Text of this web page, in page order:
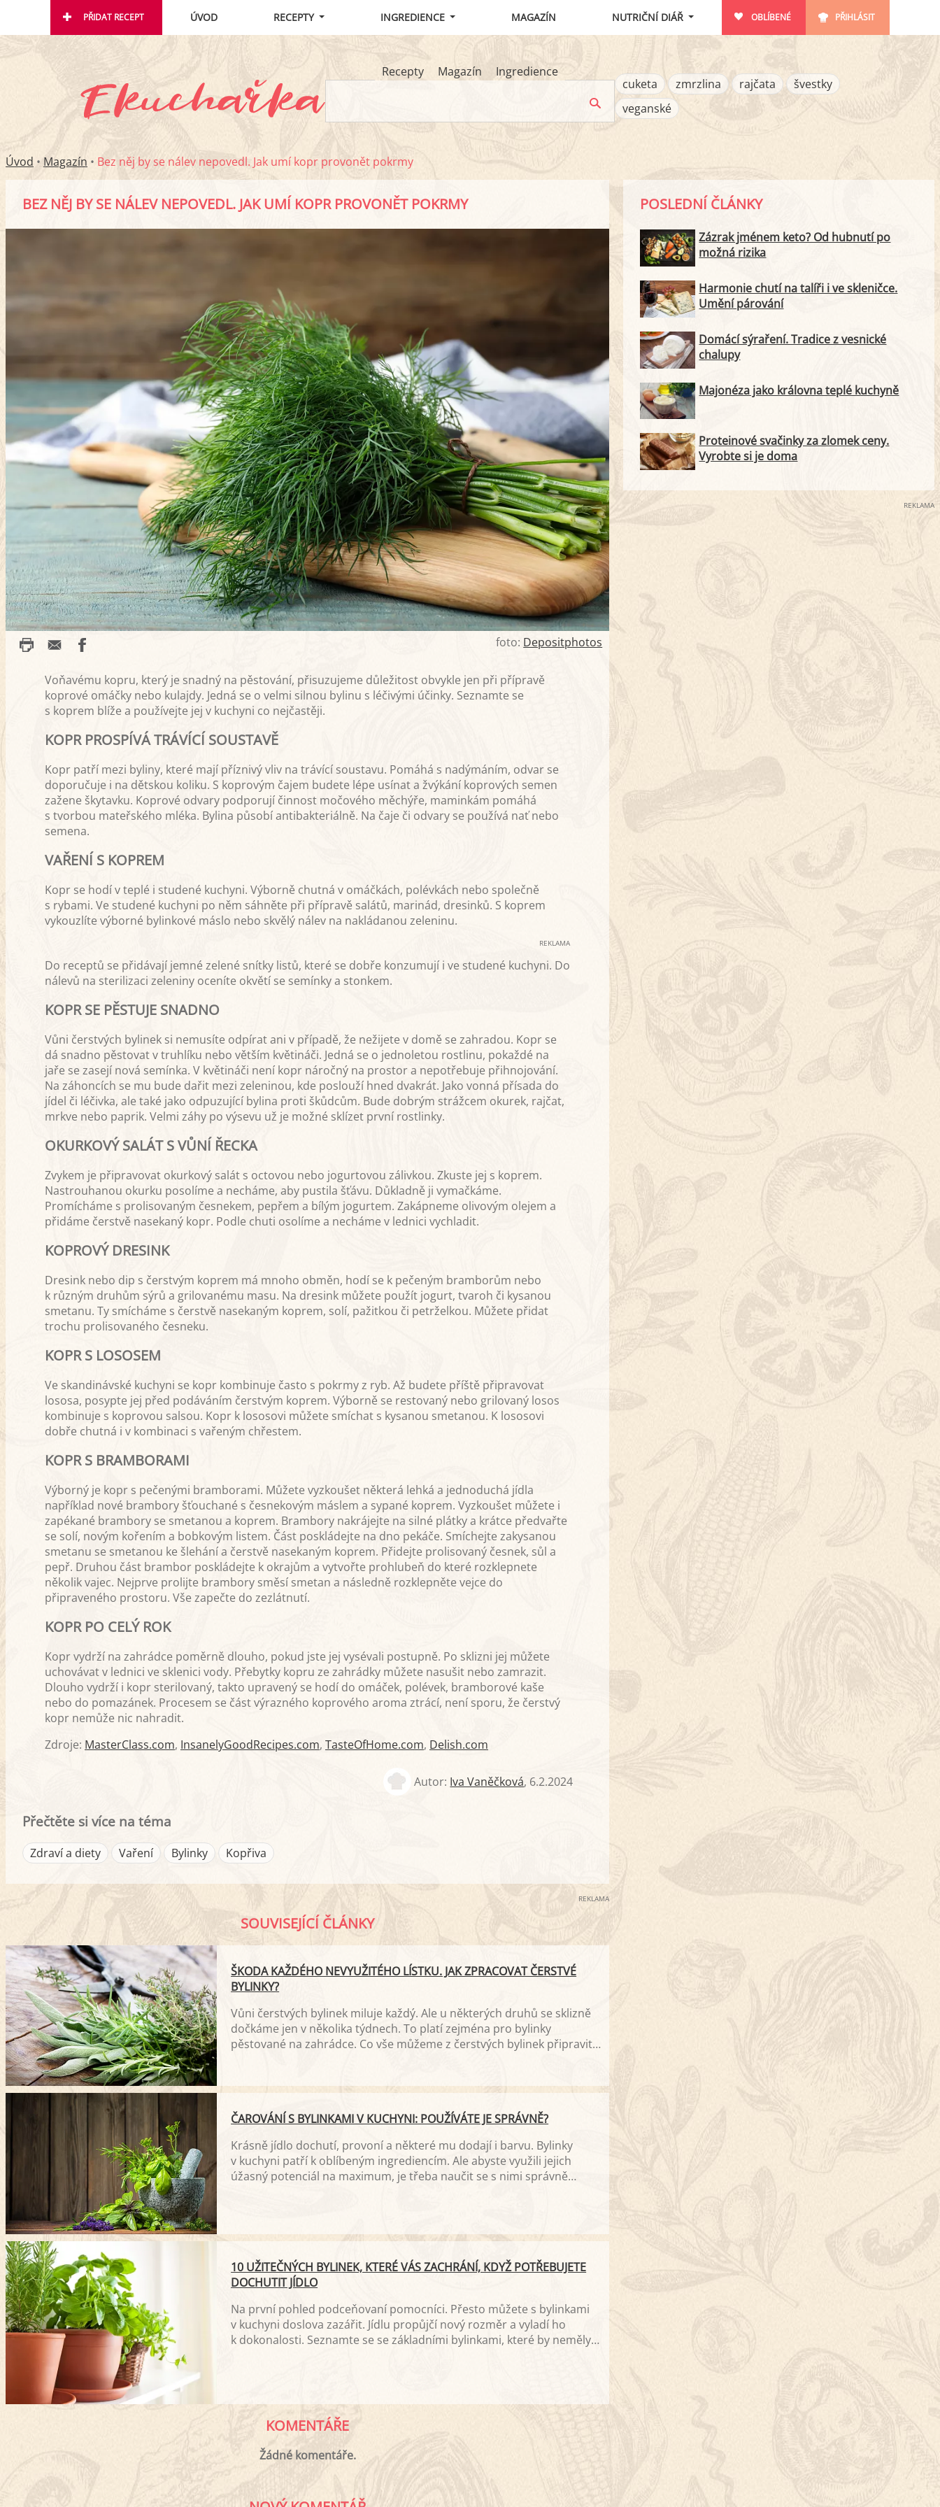
PŘIDAT RECEPT ÚVOD RECEPTY INGREDIENCE MAGAZÍN NUTRIČNÍ DIÁŘ OBLÍBENÉ PŘIHLÁSIT
Recepty Magazín
Ingredience
cuketa
zmrzlina rajčata
švestky
veganské
Úvod • Magazín • Bez něj by se nálev nepovedl. Jak umí kopr provonět pokrmy
BEZ NĚJ BY SE NÁLEV NEPOVEDL. JAK UMÍ KOPR PROVONĚT POKRMY
foto: Depositphotos
Voňavému kopru, který je snadný na pěstování, přisuzujeme důležitost obvykle jen při přípravě
koprové omáčky nebo kulajdy. Jedná se o velmi silnou bylinu s léčivými účinky. Seznamte se
s koprem blíže a používejte jej v kuchyni co nejčastěji.
KOPR PROSPÍVÁ TRÁVÍCÍ SOUSTAVĚ
Kopr patří mezi byliny, které mají příznivý vliv na trávící soustavu. Pomáhá s nadýmáním, odvar se
doporučuje i na dětskou koliku. S koprovým čajem budete lépe usínat a žvýkání koprových semen
zažene škytavku. Koprové odvary podporují činnost močového měchýře, maminkám pomáhá
s tvorbou mateřského mléka. Bylina působí antibakteriálně. Na čaje či odvary se používá nať nebo
semena.
VAŘENÍ S KOPREM
Kopr se hodí v teplé i studené kuchyni. Výborně chutná v omáčkách, polévkách nebo společně
s rybami. Ve studené kuchyni po něm sáhněte při přípravě salátů, marinád, dresinků. S koprem
vykouzlíte výborné bylinkové máslo nebo skvělý nálev na nakládanou zeleninu.
REKLAMA
Do receptů se přidávají jemné zelené snítky listů, které se dobře konzumují i ve studené kuchyni. Do
nálevů na sterilizaci zeleniny oceníte okvětí se semínky a stonkem.
KOPR SE PĚSTUJE SNADNO
Vůni čerstvých bylinek si nemusíte odpírat ani v případě, že nežijete v domě se zahradou. Kopr se
dá snadno pěstovat v truhlíku nebo větším květináči. Jedná se o jednoletou rostlinu, pokaždé na
jaře se zasejí nová semínka. V květináči není kopr náročný na prostor a nepotřebuje přihnojování.
Na záhoncích se mu bude dařit mezi zeleninou, kde poslouží hned dvakrát. Jako vonná přísada do
jídel či léčivka, ale také jako odpuzující bylina proti škůdcům. Bude dobrým strážcem okurek, rajčat,
mrkve nebo paprik. Velmi záhy po výsevu už je možné sklízet první rostlinky.
OKURKOVÝ SALÁT S VŮNÍ ŘECKA
Zvykem je připravovat okurkový salát s octovou nebo jogurtovou zálivkou. Zkuste jej s koprem.
Nastrouhanou okurku posolíme a necháme, aby pustila šťávu. Důkladně ji vymačkáme.
Promícháme s prolisovaným česnekem, pepřem a bílým jogurtem. Zakápneme olivovým olejem a
přidáme čerstvě nasekaný kopr. Podle chuti osolíme a necháme v lednici vychladit.
KOPROVÝ DRESINK
Dresink nebo dip s čerstvým koprem má mnoho obměn, hodí se k pečeným bramborům nebo
k různým druhům sýrů a grilovanému masu. Na dresink můžete použít jogurt, tvaroh či kysanou
smetanu. Ty smícháme s čerstvě nasekaným koprem, solí, pažitkou či petrželkou. Můžete přidat
trochu prolisovaného česneku.
KOPR S LOSOSEM
Ve skandinávské kuchyni se kopr kombinuje často s pokrmy z ryb. Až budete příště připravovat
lososa, posypte jej před podáváním čerstvým koprem. Výborně se restovaný nebo grilovaný losos
kombinuje s koprovou salsou. Kopr k lososovi můžete smíchat s kysanou smetanou. K lososovi
dobře chutná i v kombinaci s vařeným chřestem.
KOPR S BRAMBORAMI
Výborný je kopr s pečenými bramborami. Můžete vyzkoušet některá lehká a jednoduchá jídla
například nové brambory šťouchané s česnekovým máslem a sypané koprem. Vyzkoušet můžete i
zapékané brambory se smetanou a koprem. Brambory nakrájejte na silné plátky a krátce předvařte
se solí, novým kořením a bobkovým listem. Část poskládejte na dno pekáče. Smíchejte zakysanou
smetanu se smetanou ke šlehání a čerstvě nasekaným koprem. Přidejte prolisovaný česnek, sůl a
pepř. Druhou část brambor poskládejte k okrajům a vytvořte prohlubeň do které rozklepnete
několik vajec. Nejprve prolijte brambory směsí smetan a následně rozklepněte vejce do
připraveného prostoru. Vše zapečte do zezlátnutí.
KOPR PO CELÝ ROK
Kopr vydrží na zahrádce poměrně dlouho, pokud jste jej vysévali postupně. Po sklizni jej můžete
uchovávat v lednici ve sklenici vody. Přebytky kopru ze zahrádky můžete nasušit nebo zamrazit.
Dlouho vydrží i kopr sterilovaný, takto upravený se hodí do omáček, polévek, bramborové kaše
nebo do pomazánek. Procesem se část výrazného koprového aroma ztrácí, není sporu, že čerstvý
kopr nemůže nic nahradit.
Zdroje: MasterClass.com, InsanelyGoodRecipes.com, TasteOfHome.com, Delish.com
Autor: Iva Vaněčková, 6.2.2024
Přečtěte si více na téma
Zdraví a diety Vaření Bylinky Kopřiva
REKLAMA
SOUVISEJÍCÍ ČLÁNKY
ŠKODA KAŽDÉHO NEVYUŽITÉHO LÍSTKU. JAK ZPRACOVAT ČERSTVÉ
BYLINKY?
Vůni čerstvých bylinek miluje každý. Ale u některých druhů se sklizně
dočkáme jen v několika týdnech. To platí zejména pro bylinky
pěstované na zahrádce. Co vše můžeme z čerstvých bylinek připravit,
ČAROVÁNÍ S BYLINKAMI V KUCHYNI: POUŽÍVÁTE JE SPRÁVNĚ?
Krásně jídlo dochutí, provoní a některé mu dodají i barvu. Bylinky
v kuchyni patří k oblíbeným ingrediencím. Ale abyste využili jejich
úžasný potenciál na maximum, je třeba naučit se s nimi správně
10 UŽITEČNÝCH BYLINEK, KTERÉ VÁS ZACHRÁNÍ, KDYŽ POTŘEBUJETE
DOCHUTIT JÍDLO
Na první pohled podceňovaní pomocníci. Přesto můžete s bylinkami
v kuchyni doslova zazářit. Jídlu propůjčí nový rozměr a vyladí ho
k dokonalosti. Seznamte se se základními bylinkami, které by neměly
KOMENTÁŘE
Žádné komentáře.
POSLEDNÍ ČLÁNKY
Zázrak jménem keto? Od hubnutí po
možná rizika
Harmonie chutí na talíři i ve skleničce.
Umění párování
Domácí sýraření. Tradice z vesnické
chalupy
Majonéza jako královna teplé kuchyně
Proteinové svačinky za zlomek ceny.
Vyrobte si je doma
REKLAMA